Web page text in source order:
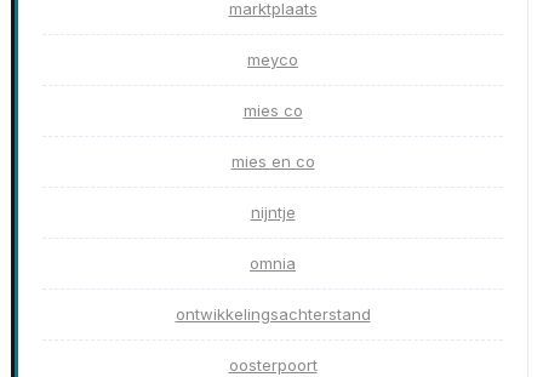
marktplaats
meyco
mies co
mies en co
nijntje
omnia
ontwikkelingsachterstand
oosterpoort